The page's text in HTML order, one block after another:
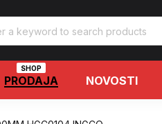
PRODAJA
SHOP
NOVOSTI